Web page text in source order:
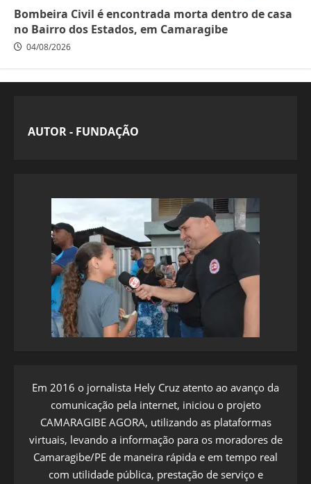
Bombeira Civil é encontrada morta dentro de casa
no Bairro dos Estados, em Camaragibe
04/08/2026
AUTOR - FUNDAÇÃO
Em 2016 o jornalista Hely Cruz atento ao avanço da
comunicação pela internet, iniciou o projeto
CAMARAGIBE AGORA, utilizando as plataformas
virtuais, levando a informação para os moradores de
Camaragibe/PE de maneira rápida e em tempo real
com utilidade pública, prestação de serviço e